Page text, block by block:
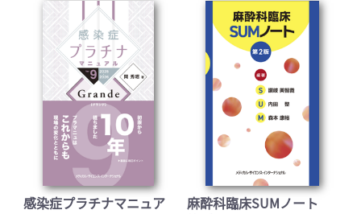
感染症プラチナマニュア
麻酔科臨床SUMノート